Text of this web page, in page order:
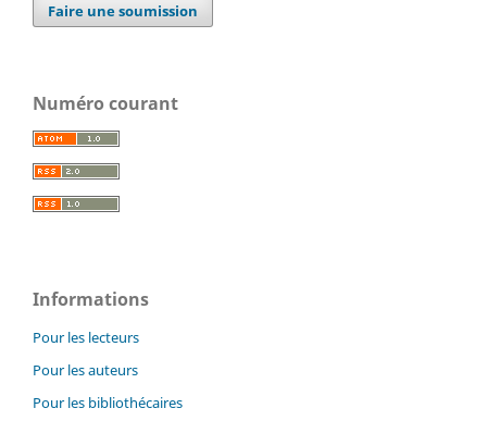
Faire une soumission
Numéro courant
Informations
Pour les lecteurs
Pour les auteurs
Pour les bibliothécaires